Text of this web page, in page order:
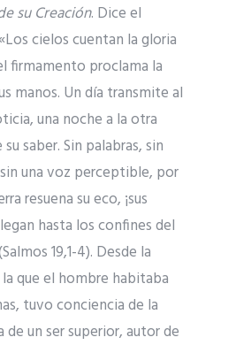
su Creación. Dice el
cielos cuentan la gloria
firmamento proclama la
manos. Un día transmite al
una noche a la otra
saber. Sin palabras, sin
una voz perceptible, por
resuena su eco, ¡sus
hasta los confines del
19,1-4). Desde la
que el hombre habitaba
tuvo conciencia de la
de un ser superior, autor de